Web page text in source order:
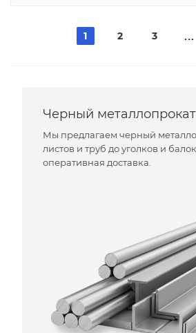
1 2 3
Черный металлопрокат
Мы предлагаем черный
листов и труб до уголков и
оперативная доставка.